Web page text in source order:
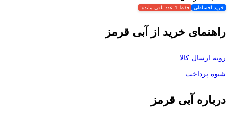
خرید اقساطی فقط 1 عدد باقی مانده!
راهنمای خرید از آبی قرمز
رویه ارسال کالا
شیوه پرداخت
درباره آبی قرمز